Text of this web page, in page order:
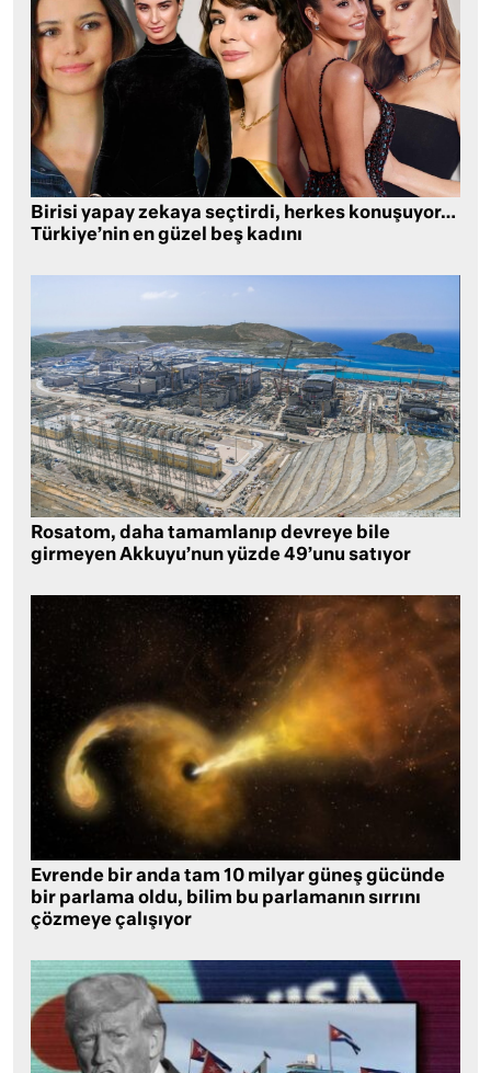
Birisi yapay zekaya seçtirdi, herkes konuşuyor…
Türkiye’nin en güzel beş kadını
Rosatom, daha tamamlanıp devreye bile
girmeyen Akkuyu’nun yüzde 49’unu satıyor
Evrende bir anda tam 10 milyar güneş gücünde
bir parlama oldu, bilim bu parlamanın sırrını
çözmeye çalışıyor